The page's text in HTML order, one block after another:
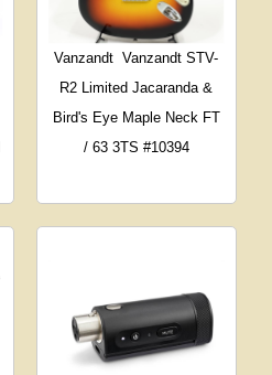
Vanzandt Vanzandt STV-
R2 Limited Jacaranda &
Bird's Eye Maple Neck FT
/ 63 3TS #10394